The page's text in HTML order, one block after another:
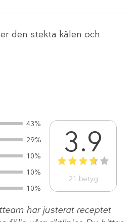
den stekta kålen och
43%
29%
10%
10%
10%
3.9
1 2 3 4 5
21 betyg
har justerat receptet